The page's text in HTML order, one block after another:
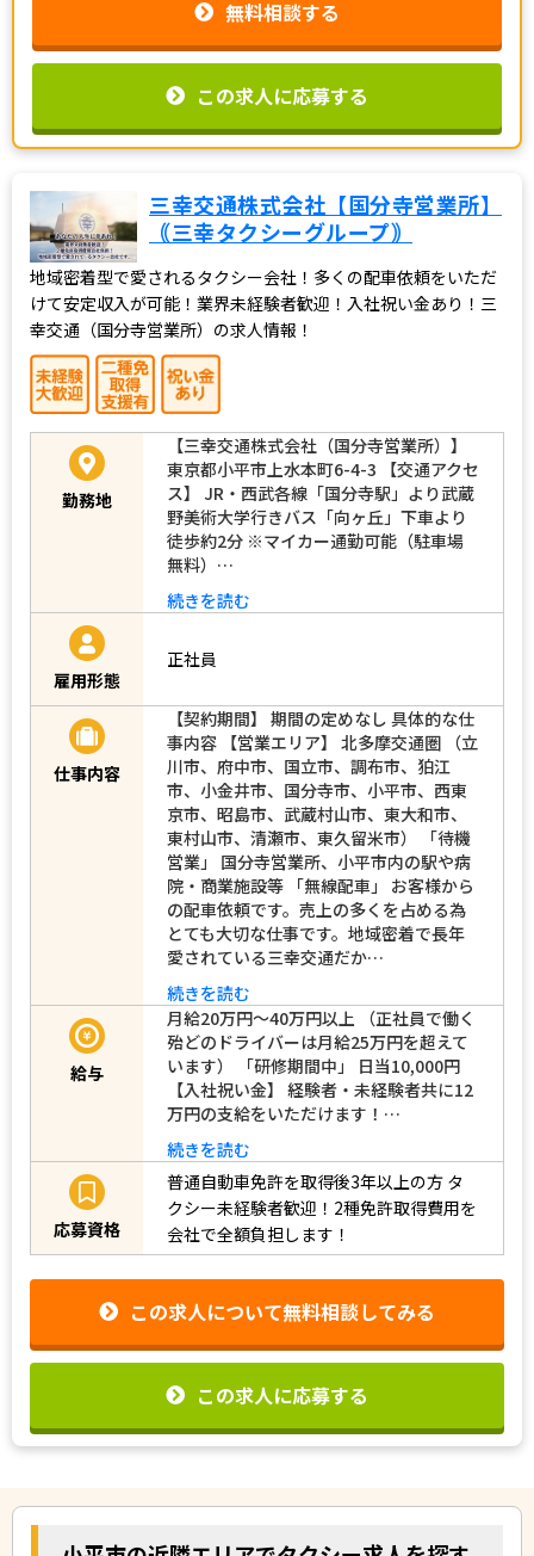
無料相談する
この求人に応募する
三幸交通株式会社【国分寺営業所】
｟三幸タクシーグループ｠
地域密着型で愛されるタクシー会社！多くの配車依頼をいただ
けて安定収入が可能！業界未経験者歓迎！入社祝い金あり！三
幸交通（国分寺営業所）の求人情報！
勤務地
【三幸交通株式会社（国分寺営業所）】
東京都小平市上水本町6-4-3 【交通アクセ
ス】 JR・西武各線「国分寺駅」より武蔵
野美術大学行きバス「向ヶ丘」下車より
徒歩約2分 ※マイカー通勤可能（駐車場
無料）…
続きを読む
雇用形態
正社員
仕事内容
【契約期間】 期間の定めなし 具体的な仕
事内容 【営業エリア】 北多摩交通圏 （立
川市、府中市、国立市、調布市、狛江
市、小金井市、国分寺市、小平市、西東
京市、昭島市、武蔵村山市、東大和市、
東村山市、清瀬市、東久留米市） 「待機
営業」 国分寺営業所、小平市内の駅や病
院・商業施設等 「無線配車」 お客様から
の配車依頼です。売上の多くを占める為
とても大切な仕事です。地域密着で長年
愛されている三幸交通だか…
続きを読む
給与
月給20万円～40万円以上 （正社員で働く
殆どのドライバーは月給25万円を超えて
います） 「研修期間中」 日当10,000円
【入社祝い金】 経験者・未経験者共に12
万円の支給をいただけます！…
続きを読む
応募資格
普通自動車免許を取得後3年以上の方 タ
クシー未経験者歓迎！2種免許取得費用を
会社で全額負担します！
この求人について無料相談してみる
この求人に応募する